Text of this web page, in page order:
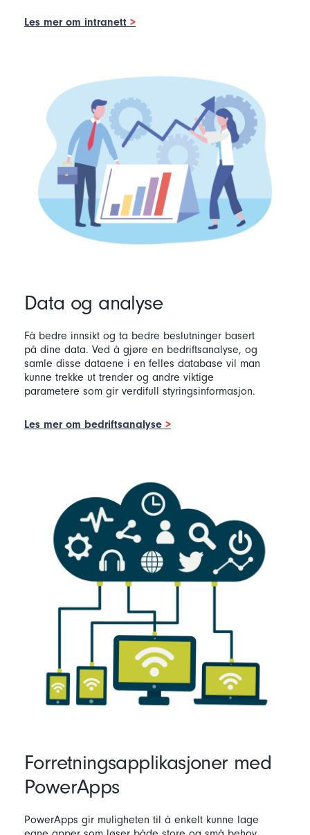
Les mer om intranett
Data og analyse
Få bedre innsikt og ta bedre beslutninger basert
på dine data. Ved å gjøre en bedriftsanalyse, og
samle disse dataene i en felles database vil man
kunne trekke ut trender og andre viktige
parametere som gir verdifull styringsinformasjon.
Les mer om bedriftsanalyse
Forretningsapplikasjoner med
PowerApps
PowerApps gir muligheten til å enkelt kunne lage